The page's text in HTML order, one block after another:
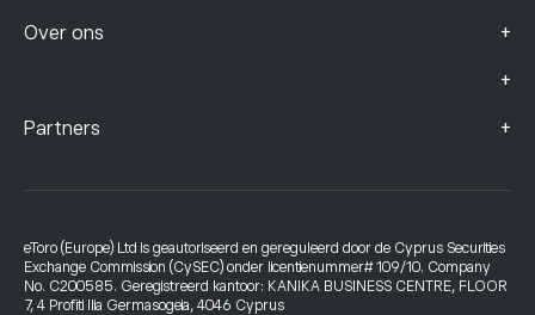
Over ons +
+
Partners +
eToro (Europe) Ltd is geautoriseerd en gereguleerd door de Cyprus Securities
Exchange Commission (CySEC) onder licentienummer# 109/10. Company
No. C200585. Geregistreerd kantoor: KANIKA BUSINESS CENTRE, FLOOR
7, 4 Profiti Ilia Germasogeia, 4046 Cyprus